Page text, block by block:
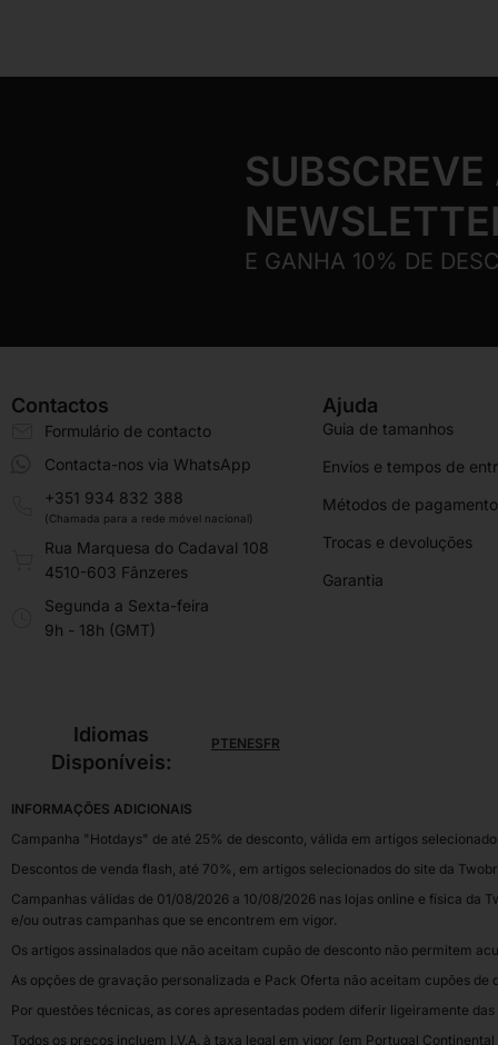
SUBSCREVE
E GANHA 10% DE
Contactos
Formulário de contacto
Contacta-nos via WhatsApp
+351 934 832 388
(Chamada para a rede móvel nacional)
Rua Marquesa do Cadaval 108
4510-603 Fânzeres
Segunda a Sexta-feira
9h - 18h (GMT)
Ajuda
Guia de tamanhos
Envios e tempos de
Métodos de pagamento
Trocas e devoluções
Garantia
Idiomas
Disponíveis:
PTENESFR
INFORMAÇÕES ADICIONAIS
Campanha "Hotdays" de até 25% de desconto, válida em artigos
Descontos de venda flash, até 70%, em artigos selecionados do site da
Campanhas válidas de 01/08/2026 a 10/08/2026 nas lojas online e física
e/ou outras campanhas que se encontrem em vigor.
Os artigos assinalados que não aceitam cupão de desconto não permitem
As opções de gravação personalizada e Pack Oferta não aceitam cupões
Por questões técnicas, as cores apresentadas podem diferir ligeiramente das
Todos os preços incluem I.V.A. à taxa legal em vigor (em Portugal Continental